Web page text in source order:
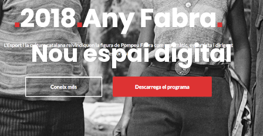
Nou espai digital